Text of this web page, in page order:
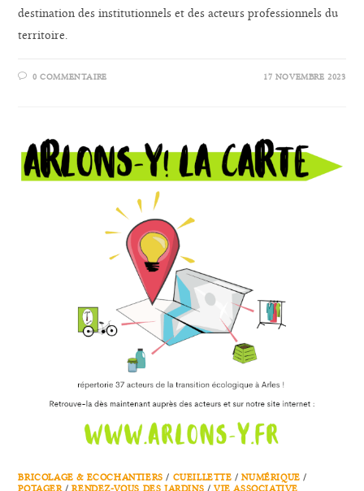
destination des institutionnels et des acteurs professionnels du
territoire.
0 COMMENTAIRE 17 NOVEMBRE 2023
BRICOLAGE & ECOCHANTIERS / CUEILLETTE /NUMÉRIQUE /